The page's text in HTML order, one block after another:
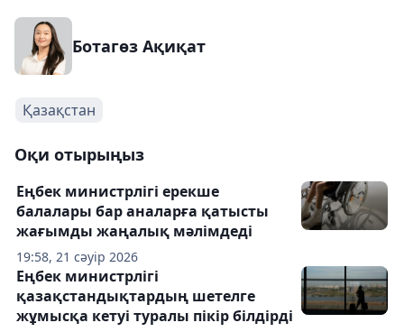
Ботагөз Ақиқат
Қазақстан
Оқи отырыңыз
19:58, 21 сәуір 2026
Еңбек министрлігі ерекше
балалары бар аналарға қатысты
жағымды жаңалық мәлімдеді
Еңбек министрлігі
қазақстандықтардың шетелге
жұмысқа кетуі туралы пікір білдірді